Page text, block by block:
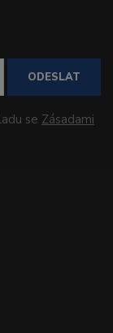
ODESLAT
se Zásadami